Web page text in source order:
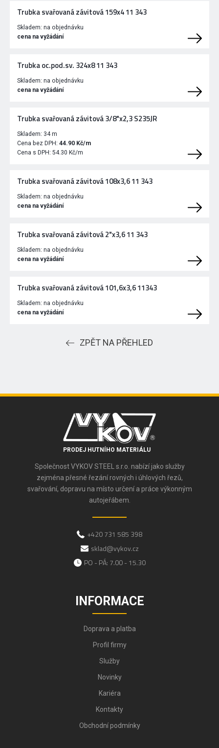
Trubka svařovaná závitová 159x4 11 343
Skladem: na objednávku
cena na vyžádání
Trubka oc.pod.sv. 324x8 11 343
Skladem: na objednávku
cena na vyžádání
Trubka svařovaná závitová 3/8"x2,3 S235JR
Skladem: 34 m
Cena bez DPH: 44.90 Kč/m
Cena s DPH: 54.30 Kč/m
Trubka svařovaná závitová 108x3,6 11 343
Skladem: na objednávku
cena na vyžádání
Trubka svařovaná závitová 2"x3,6 11 343
Skladem: na objednávku
cena na vyžádání
Trubka svařovaná závitová 101,6x3,6 11343
Skladem: na objednávku
cena na vyžádání
ZPĚT NA PŘEHLED
PRODEJ HUTNÍHO MATERIÁLU
Společnost VYKOV STEEL s.r.o. nabízí jako služby
zejména přesné řezání rovných i úhlových řezů,
svařování, dopravu na místo určení a práce výkonným
autojeřábem.
+420 731 585 398
sklad@vykov.cz
PO - PÁ: 7.00 - 15.30
INFORMACE
Doprava a platba
Profil firmy
Služby
Novinky
Kariéra
Kontakty
Obchodní podmínky